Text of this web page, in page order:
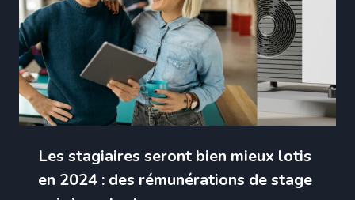
Les stagiaires seront bien mieux lotis
en 2024 : des rémunérations de stage